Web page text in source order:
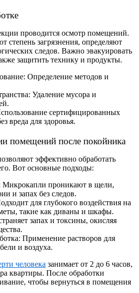
проводится осмотр помещений.
степень загрязнения, определяют
следов. Важно эвакуировать
защитить технику и продукты.
Определение методов и
Удаление мусора и
сертифицированных
вреда для здоровья.
помещений после покойника
эффективно обработать
Вот основные подходы:
Микрокапли проникают в щели,
и запах без следов.
для глубокого воздействия на
такие как диваны и шкафы.
запах и токсины, окисляя
Применение растворов для
и воздуха.
человека занимает от 2 до 6 часов,
квартиры. После обработки
чтобы вернуться в помещения